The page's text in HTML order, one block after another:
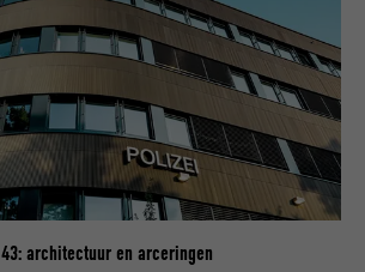
architectuur en arceringen
gebruik van de diensten te volgen.
__cfduid
Adsymptotic.com
1 maand
Cookie die gebruikt wordt om